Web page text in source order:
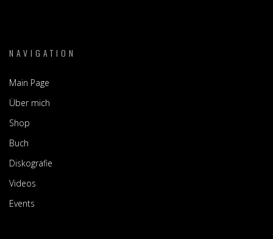
NAVIGATION
Main Page
Über mich
Shop
Buch
Diskografie
Videos
Events